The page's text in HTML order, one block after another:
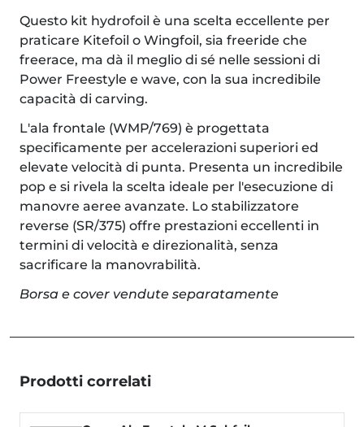
Questo kit hydrofoil è una scelta eccellente per
praticare Kitefoil o Wingfoil, sia freeride che
freerace, ma dà il meglio di sé nelle sessioni di
Power Freestyle e wave, con la sua incredibile
capacità di carving.
L'ala frontale (WMP/769) è progettata
specificamente per accelerazioni superiori ed
elevate velocità di punta. Presenta un incredibile
pop e si rivela la scelta ideale per l'esecuzione di
manovre aeree avanzate. Lo stabilizzatore
reverse (SR/375) offre prestazioni eccellenti in
termini di velocità e direzionalità, senza
sacrificare la manovrabilità.
Borsa e cover vendute separatamente
Prodotti correlati